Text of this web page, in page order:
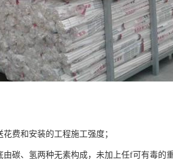
费和安装的工程施工强度；
碳、氢两种无素构成，未加上任f可有毒的